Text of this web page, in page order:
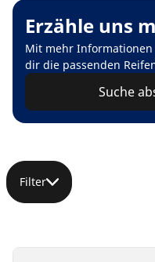
Erzähle uns
Mit mehr
dir die passenden
Suche
Filter